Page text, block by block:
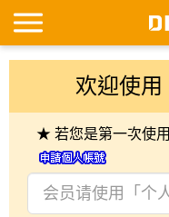
欢迎使
★ 若您是第一次使